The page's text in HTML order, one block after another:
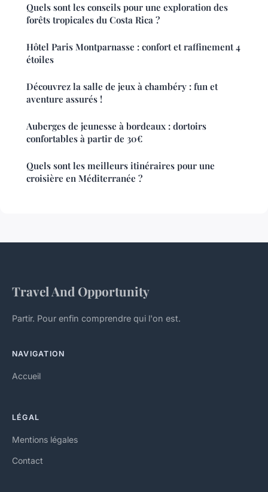
Quels sont les conseils pour une exploration des
forêts tropicales du Costa Rica ?
Hôtel Paris Montparnasse : confort et raffinement 4
étoiles
Découvrez la salle de jeux à chambéry : fun et
aventure assurés !
Auberges de jeunesse à bordeaux : dortoirs
confortables à partir de 30€
Quels sont les meilleurs itinéraires pour une
croisière en Méditerranée ?
Travel And Opportunity
Partir. Pour enfin comprendre qui l'on est.
NAVIGATION
Accueil
LÉGAL
Mentions légales
Contact